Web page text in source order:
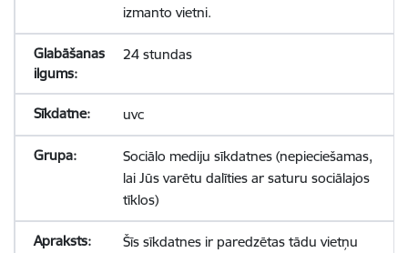
izmanto vietni.
24 stundas
uvc
Sociālo mediju sīkdatnes (nepieciešamas,
lai Jūs varētu dalīties ar saturu sociālajos
tīklos)
Šīs sīkdatnes ir paredzētas tādu vietņu